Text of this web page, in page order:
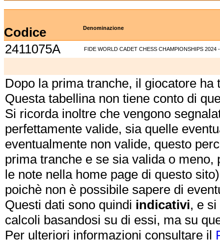
Codice Denominazione
2411075A FIDE WORLD CADET CHESS CHAMPIONSHIPS 2024
Dopo la prima tranche, il giocatore
Questa tabellina non tiene conto di
Si ricorda inoltre che vengono
perfettamente valide, sia quelle
eventualmente non valide, questo
prima tranche e se sia valida o
le note nella home page di questo
poichè non è possibile sapere di
Questi dati sono quindi indicativi, e
calcoli basandosi su di essi, ma su
Per ulteriori informazioni consultare il